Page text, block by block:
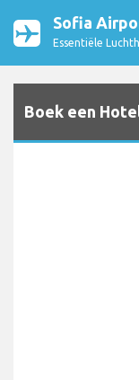
Sofia
Essentiële
Boek een